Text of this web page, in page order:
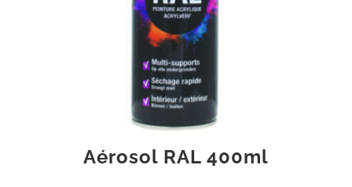
Aérosol RAL 400ml